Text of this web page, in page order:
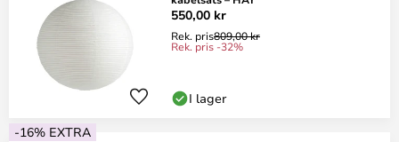
550,00 kr
Rek. pris809,00 kr
Rek. pris -32%
I lager
-16% EXTRA